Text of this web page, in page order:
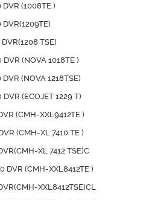
DVR (1008TE )
DVR(1209TE)
TSE)
(NOVA 1018TE )
(NOVA 1218TSE)
(ECOJET 1229 T)
(CMH-XXL9412TE )
(CMH-XL 7410 TE )
XL 7412 TSE)C
DVR (CMH-XXL8412TE )
XXL8412TSE)CL